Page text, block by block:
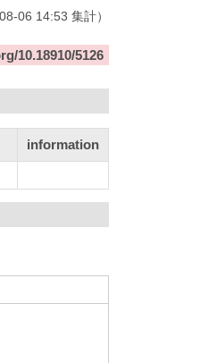
06 14:53 集計）
10.18910/5126
information